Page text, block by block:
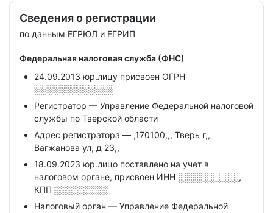
Сведения о регистрации
по данным ЕГРЮЛ и ЕГРИП
Федеральная налоговая служба (ФНС)
24.09.2013 юр.лицу присвоен ОГРН
░░░░░░░░░░░░░
Регистратор — Управление Федеральной налоговой
службы по Тверской области
Адрес регистратора — ,170100,,, Тверь г,,
Вагжанова ул, д 23,,
18.09.2023 юр.лицо поставлено на учет в
налоговом органе, присвоен ИНН ░░░░░░░░░░,
КПП ░░░░░░░░░
Налоговый орган — Управление Федеральной